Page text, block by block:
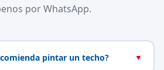
por WhatsApp.
pintar un techo? ▼